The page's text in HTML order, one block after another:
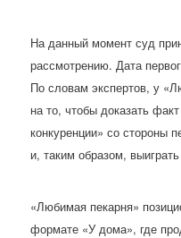
На данный момент суд
рассмотрению. Дата
По словам экспертов, у
на то, чтобы доказать
конкуренции» со стороны
и, таким образом,
«Любимая пекарня»
формате «У дома», где